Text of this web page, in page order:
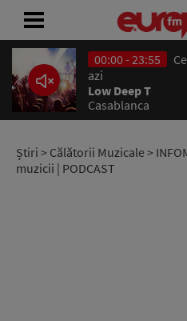
00:00 - 23:55
azi
Low Deep T
Casablanca
Știri > Călătorii Muzicale>
muzicii | PODCAST
ACASĂ
ȘTIRI
RADIO